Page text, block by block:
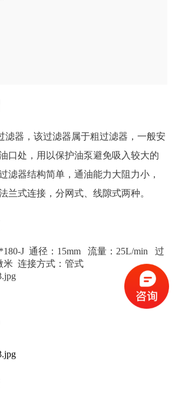
滤器，该过滤器属于粗过滤器，一般安
口处，用以保护油泵避免吸入较大的
滤器结构简单，通油能力大阻力小，
兰式连接，分网式、线隙式两种。
J 通径：15mm 流量：25L/min 过
米 连接方式：管式